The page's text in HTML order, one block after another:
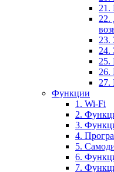
21.
22.
23.
24.
25.
26.
27.
Функции
1. Wi-Fi
2.
3.
4.
5.
6.
7.